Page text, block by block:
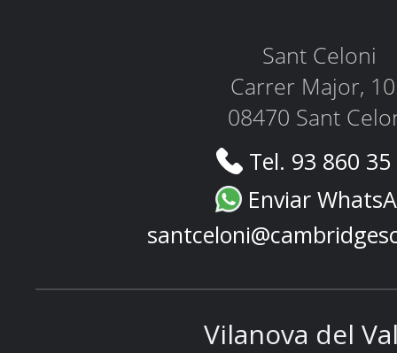
Sant Celoni
Carrer Major,
08470 Sant
Tel. 93 860
Enviar
Vilanova del